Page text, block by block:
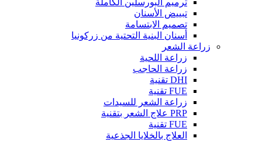
ترميم البورسلين الكاملة
تبييض الأسنان
تصميم الابتسامة
أسنان البنية التحتية من زركونيا
زراعة الشعر
زراعة اللحية
زراعة الحاجب
DHI تقنية
FUE تقنية
زراعة الشعر للسيدات
PRP علاج الشعر بتقنية
FUE تقنية
العلاج بالخلايا الجذعية